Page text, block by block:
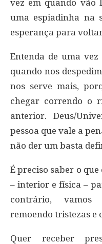
vez em quando vão
uma espiadinha na
esperança para
Entenda de uma
quando nos
nos serve mais,
chegar correndo o
anterior. Deus/
pessoa que vale a
não der um basta
É preciso saber o
– interior e física –
contrário, vamos
remoendo tristezas e
Quer receber